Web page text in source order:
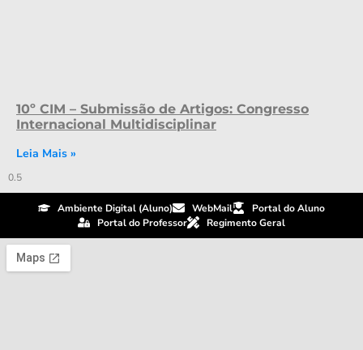
10º CIM – Submissão de Artigos: Congresso
Internacional Multidisciplinar
Leia Mais »
Ambiente Digital (Aluno) WebMail
Portal do Aluno
Portal do Professor
Regimento Geral